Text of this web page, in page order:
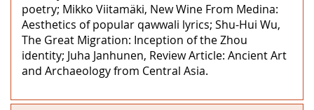
poetry; Mikko Viitamäki, New Wine From Medina:
Aesthetics of popular qawwali lyrics; Shu-Hui Wu,
The Great Migration: Inception of the Zhou
identity; Juha Janhunen, Review Article: Ancient Art
and Archaeology from Central Asia.